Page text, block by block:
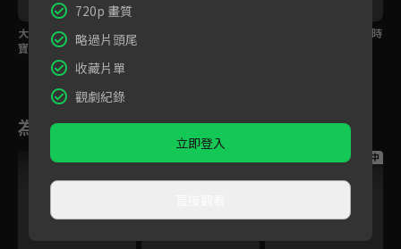
大猩猩跟教練幫川楓咪
寶布置燭光晚餐
大家一起開啟5年前的時
為您推薦
跟播中
720p 畫質
略過片頭尾
收藏片單
觀劇紀錄
立即登入